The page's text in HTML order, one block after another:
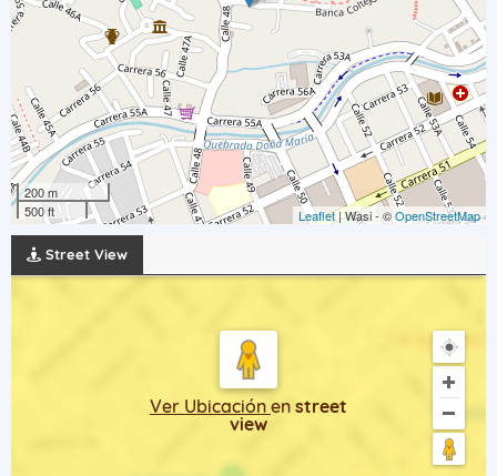
200 m
500 ft
Leaflet| Wasi - ©OpenStreetMap
Street View
Ver Ubicación en street
view